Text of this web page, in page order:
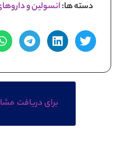
دسته ها:انسولین و
برای دریافت